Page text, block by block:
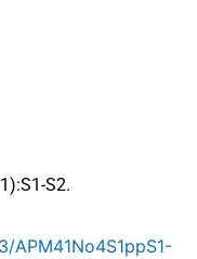
S2.
APM41No4S1ppS1-